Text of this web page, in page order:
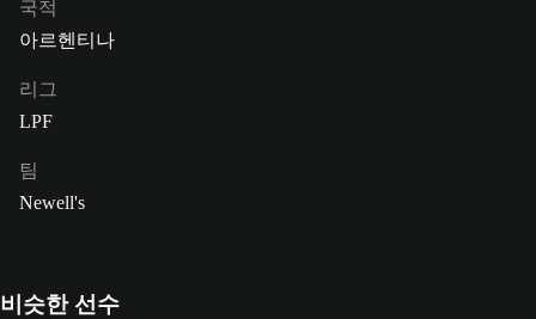
국적
아르헨티나
리그
LPF
팀
Newell's
비슷한 선수